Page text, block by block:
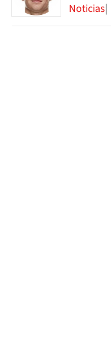
Noticias